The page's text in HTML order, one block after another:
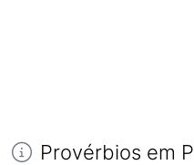
Provérbios em